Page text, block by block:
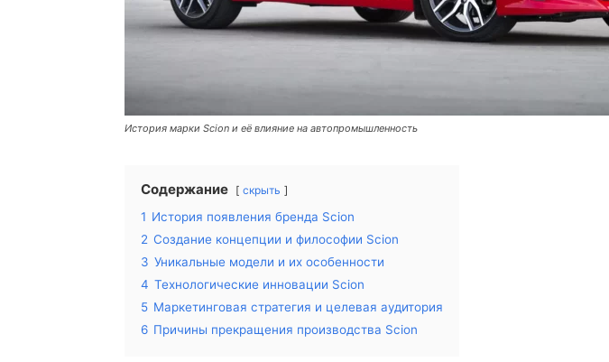
История марки Scion и её влияние на автопромышленность
Содержание скрыть
1 История появления бренда Scion
2 Создание концепции и философии Scion
3 Уникальные модели и их особенности
4 Технологические инновации Scion
5 Маркетинговая стратегия и целевая аудитория
6 Причины прекращения производства Scion